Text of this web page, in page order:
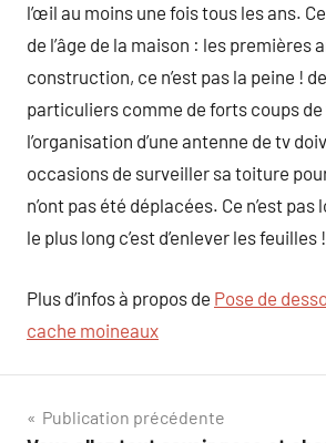
l’œil au moins une fois tous les ans.
de l’âge de la maison : les premières
construction, ce n’est pas la peine !
particuliers comme de forts coups de
l’organisation d’une antenne de tv
occasions de surveiller sa toiture
n’ont pas été déplacées. Ce n’est
le plus long c’est d’enlever les feuilles !
Plus d’infos à propos de Pose de
cache moineaux
Navigation
Publication précédente